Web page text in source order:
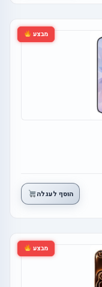
מבצע
הוסף לעגלה
מבצע